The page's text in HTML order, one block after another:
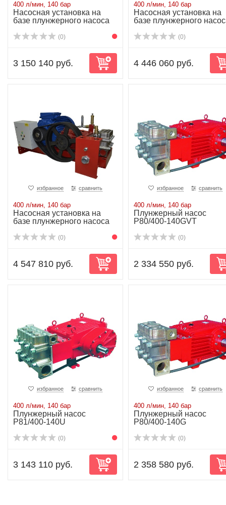
400 л/мин, 140 бар
Насосная установка на
базе плунжерного насоса
(0)
3 150 140 руб.
400 л/мин, 140 бар
Насосная установка на
базе плунжерного
(0)
4 446 060 руб.
избранное сравнить
400 л/мин, 140 бар
Насосная установка на
базе плунжерного насоса
(0)
4 547 810 руб.
избранное сравнить
400 л/мин, 140 бар
Плунжерный насос
P80/400-140GVT
(0)
2 334 550 руб.
избранное сравнить
400 л/мин, 140 бар
Плунжерный насос
P81/400-140U
(0)
3 143 110 руб.
избранное сравнить
400 л/мин, 140 бар
Плунжерный насос
P80/400-140G
(0)
2 358 580 руб.